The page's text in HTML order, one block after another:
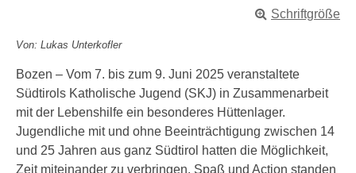
Schriftgröße
Von: Lukas Unterkofler
Bozen – Vom 7. bis zum 9. Juni 2025 veranstaltete
Südtirols Katholische Jugend (SKJ) in Zusammenarbeit
mit der Lebenshilfe ein besonderes Hüttenlager.
Jugendliche mit und ohne Beeinträchtigung zwischen 14
und 25 Jahren aus ganz Südtirol hatten die Möglichkeit,
Zeit miteinander zu verbringen. Spaß und Action standen